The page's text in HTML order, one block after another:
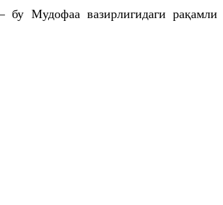
Мудофаа вазирлигидаги рақамли